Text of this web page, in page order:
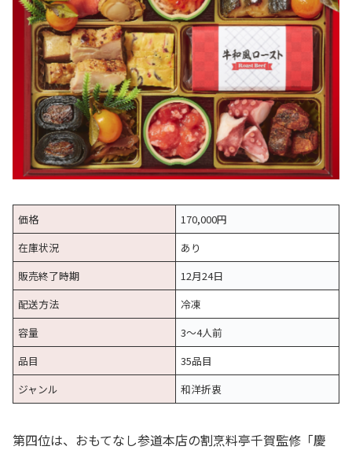
価格
170,000円
在庫状況
あり
販売終了時期
12月24日
配送方法
冷凍
容量
3〜4人前
品目
35品目
ジャンル
和洋折衷
第四位は、おもてなし参道本店の割烹料亭千賀監修「慶